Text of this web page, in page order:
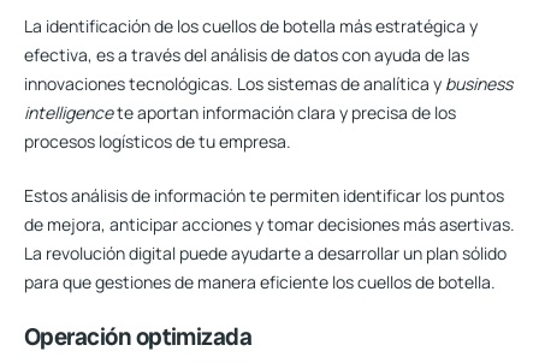
La identificación de los cuellos de botella más estratégica y
efectiva, es a través del análisis de datos con ayuda de las
innovaciones tecnológicas. Los sistemas de analítica y business
intelligencete aportan información clara y precisa de los
procesos logísticos de tu empresa.
Estosanálisis de información te permiten identificar los puntos
de mejora, anticipar acciones y tomar decisiones más asertivas.
La revolución digital puede ayudarte a desarrollar un plan sólido
para que gestiones de manera eficiente los cuellos de botella.
Operación optimizada